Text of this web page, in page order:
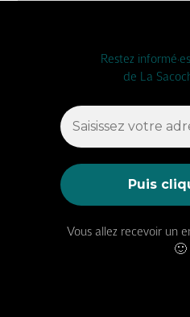
Restez
de La
Vous allez recevoir un
🙂